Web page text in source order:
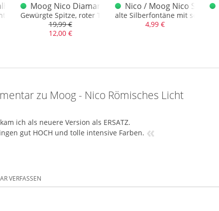
Grün alt 60er Jahre, alter Nico Hahn
NEUWERTIG!
Moog Nico Diamant
Gewürgte Spitze, roter Treiber
19,99 €
12,00 €
Nico / Moog Nico
alte Silberfontäne mit
4,99 €
zu Moog - Nico Römisches Licht
ich als neuere Version als ERSATZ.
gut HOCH und tolle intensive Farben. «
VERFASSEN